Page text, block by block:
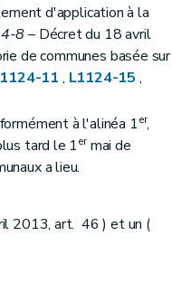
enfant
d'application à la
8– Décret du 18 avril
de communes basée sur
11 , L1124-15 ,
à l'alinéa 1er,
tard le 1ermai de
a lieu.
2013, art. 46 ) et un (